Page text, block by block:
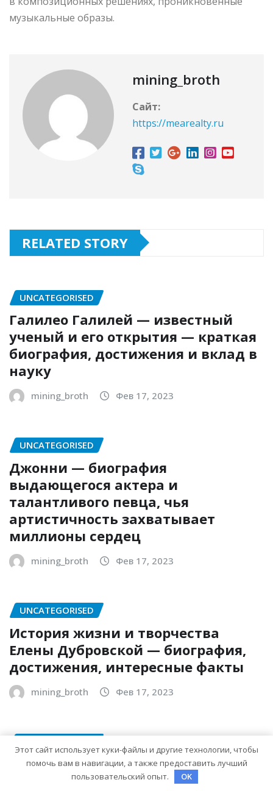
музыкальные образы.
mining_broth
Сайт:
https://mearealty.ru
RELATED STORY
UNCATEGORISED
Галилео Галилей — известный
ученый и его открытия — краткая
биография, достижения и вклад в
науку
mining_broth Фев 17, 2023
UNCATEGORISED
Джонни — биография
выдающегося актера и
талантливого певца, чья
артистичность захватывает
миллионы сердец
mining_broth Фев 17, 2023
UNCATEGORISED
История жизни и творчества
Елены Дубровской — биография,
достижения, интересные факты
mining_broth Фев 17, 2023
Аркадий Аверченко биография —
уникальный талант, чье детство,
Этот сайт использует куки-файлы и другие технологии, чтобы
помочь вам в навигации, а также предоставить лучший
пользовательский опыт.
OK